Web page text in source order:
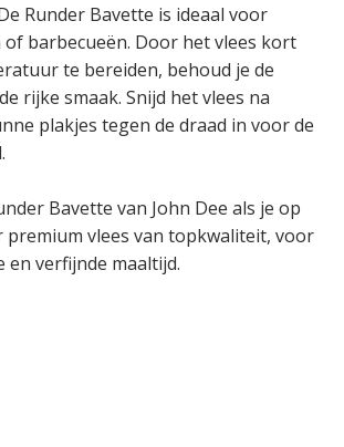
Runder Bavette is ideaal voor
barbecueën. Door het vlees kort
te bereiden, behoud je de
rijke smaak. Snijd het vlees na
plakjes tegen de draad in voor de
Bavette van John Dee als je op
premium vlees van topkwaliteit, voor
en verfijnde maaltijd.